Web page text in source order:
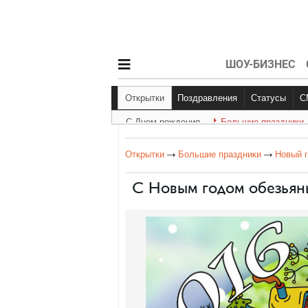
ШОУ-БИЗНЕС
Открытки Поздравления
С Днем рождения
Статусы
Другое
С Днем рождения Большие праздники
Открытки Большие праздники Новый
С Новым годом